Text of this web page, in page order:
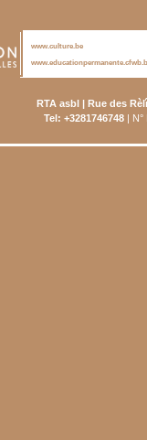
www.culture.be
RTA asbl | Rue des
Tel: +3281746748| N°